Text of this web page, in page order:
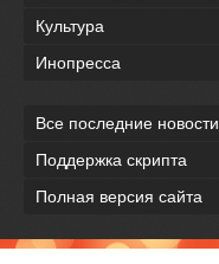
Культура
Инопресса
Все последние новости
Поддержка скрипта
Полная версия сайта